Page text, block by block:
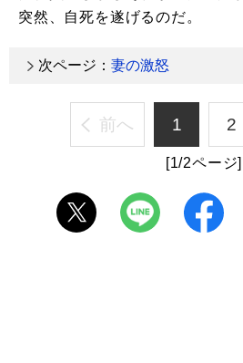
突然、自死を遂げるのだ。
次ページ： 妻の激怒
前へ 1 2
[1/2ページ]